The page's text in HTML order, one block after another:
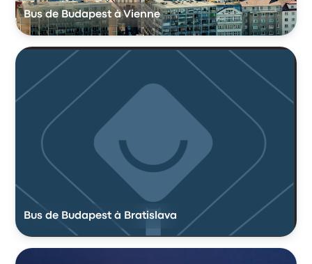
Bus de Budapest à Vienne
Bus de Budapest à Bratislava